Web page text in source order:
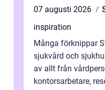
07 augusti 2026
inspiration
Många förknippar
sjukvård och
av allt från
kontorsarbetare,